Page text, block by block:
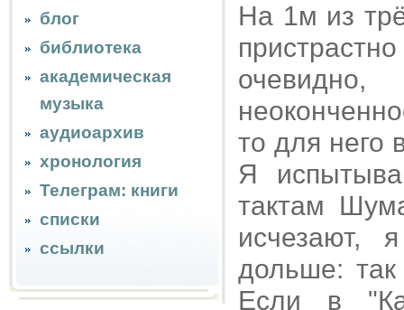
блог
библиотека
академическая
музыка
аудиоархив
хронология
Телеграм: книги
списки
ссылки
На 1м из
то для него
Я
тактам
исчезают,
дольше:
Если в